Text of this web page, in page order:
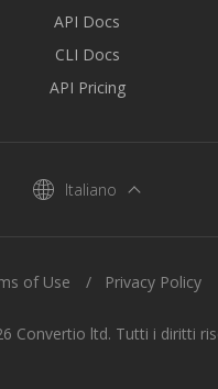
API Docs
CLI Docs
API Pricing
Italiano
Convertio ltd. Tutti i diritti
of Use Privacy Policy